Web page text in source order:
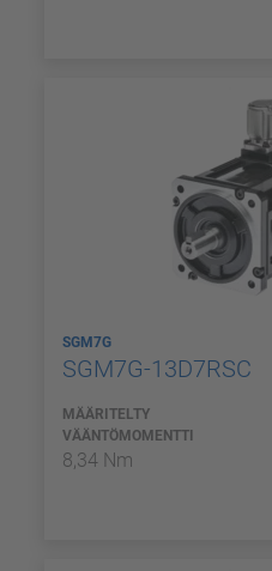
SGM7G
SGM7G-13D7RSC
MÄÄRITELTY
VÄÄNTÖMOMENTTI
8,34 Nm